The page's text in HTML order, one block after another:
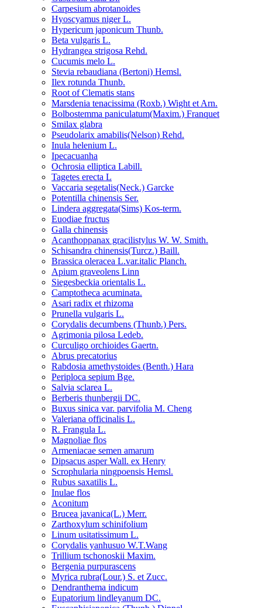
Carpesium abrotanoides
Hyoscyamus niger L.
Hypericum japonicum Thunb.
Beta vulgaris L.
Hydrangea strigosa Rehd.
Cucumis melo L.
Stevia rebaudiana (Bertoni) Hemsl.
Ilex rotunda Thunb.
Root of Clematis stans
Marsdenia tenacissima (Roxb.) Wight et Arn.
Bolbostemma paniculatum(Maxim.) Franquet
Smilax glabra
Pseudolarix amabilis(Nelson) Rehd.
Inula helenium L.
Ipecacuanha
Ochrosia elliptica Labill.
Tagetes erecta L
Vaccaria segetalis(Neck.) Garcke
Potentilla chinensis Ser.
Lindera aggregata(Sims) Kos-term.
Euodiae fructus
Galla chinensis
Acanthoppanax gracilistylus W. W. Smith.
Schisandra chinensis(Turcz.) Baill.
Brassica oleracea L.var.italic Planch.
Apium graveolens Linn
Siegesbeckia orientalis L.
Camptotheca acuminata.
Asari radix et rhizoma
Prunella vulgaris L.
Corydalis decumbens (Thunb.) Pers.
Agrimonia pilosa Ledeb.
Curculigo orchioides Gaertn.
Abrus precatorius
Rabdosia amethystoides (Benth.) Hara
Periploca sepium Bge.
Salvia sclarea L.
Berberis thunbergii DC.
Buxus sinica var. parvifolia M. Cheng
Valeriana officinalis L.
R. Frangula L.
Magnoliae flos
Armeniacae semen amarum
Dipsacus asper Wall. ex Henry
Scrophularia ningpoensis Hemsl.
Rubus saxatilis L.
Inulae flos
Aconitum
Brucea javanica(L.) Merr.
Zarthoxylum schinifolium
Linum usitatissimum L.
Corydalis yanhusuo W.T.Wang
Trillium tschonoskii Maxim.
Bergenia purpurascens
Myrica rubra(Lour.) S. et Zucc.
Dendranthema indicum
Eupatorium lindleyanum DC.